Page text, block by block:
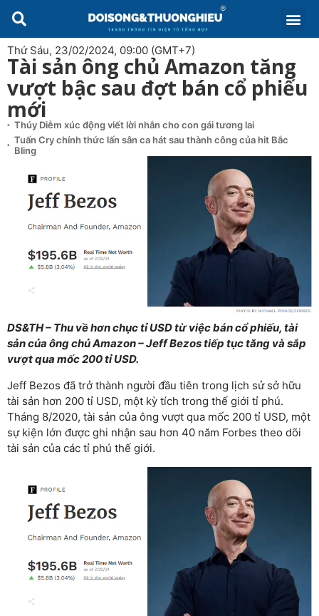
Thứ Sáu, 23/02/2024, 09:00 (GMT+7)
Tài sản ông chủ Amazon tăng
vượt bậc sau đợt bán cổ phiếu
mới
Thúy Diễm xúc động viết lời nhắn cho con gái tương lai
Tuấn Cry chính thức lấn sân ca hát sau thành công của hit Bắc
Bling
DS&TH – Thu về hơn chục tỉ USD từ việc bán cổ phiếu, tài
sản của ông chủ Amazon – Jeff Bezos tiếp tục tăng và sắp
vượt qua mốc 200 tỉ USD.
Jeff Bezos đã trở thành người đầu tiên trong lịch sử sở hữu
tài sản hơn 200 tỉ USD, một kỳ tích trong thế giới tỉ phú.
Tháng 8/2020, tài sản của ông vượt qua mốc 200 tỉ USD, một
sự kiện lớn được ghi nhận sau hơn 40 năm Forbes theo dõi
tài sản của các tỉ phú thế giới.